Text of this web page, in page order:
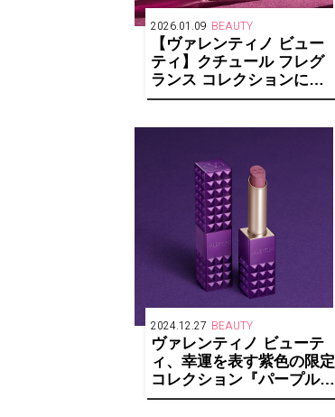
2026.01.09 BEAUTY
【ヴァレンティノ ビュー
ティ】クチュール フレグ
ランス コレクションに新
しい香りが登場
2024.12.27 BEAUTY
ヴァレンティノ ビューテ
ィ、幸運を表す紫色の限定
コレクション『パープルド
ーズ』で新年をお祝い